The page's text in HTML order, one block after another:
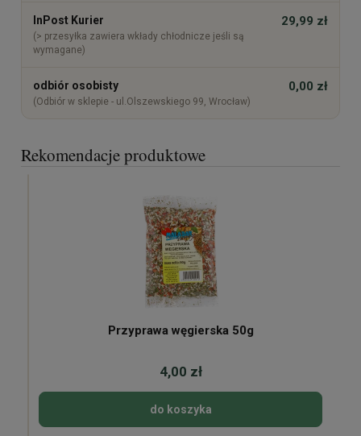
InPost Kurier
(> przesyłka zawiera wkłady chłodnicze jeśli są
wymagane)
29,99 zł
odbiór osobisty
(Odbiór w sklepie - ul.Olszewskiego 99, Wrocław)
0,00 zł
Rekomendacje produktowe
Przyprawa węgierska 50g
4,00 zł
do koszyka